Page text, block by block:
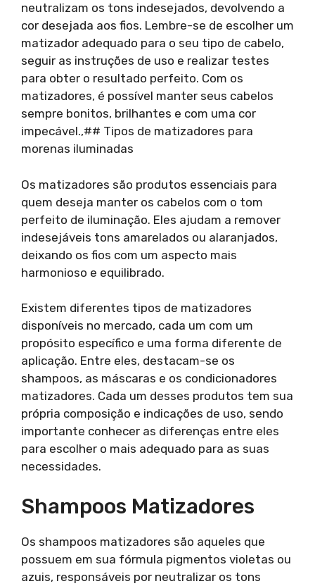
neutralizam os tons indesejados, devolvendo a
cor desejada aos fios. Lembre-se de escolher um
matizador adequado para o seu tipo de cabelo,
seguir as instruções de uso e realizar testes
para obter o resultado perfeito. Com os
matizadores, é possível manter seus cabelos
sempre bonitos, brilhantes e com uma cor
impecável.,## Tipos de matizadores para
morenas iluminadas
Os matizadores são produtos essenciais para
quem deseja manter os cabelos com o tom
perfeito de iluminação. Eles ajudam a remover
indesejáveis tons amarelados ou alaranjados,
deixando os fios com um aspecto mais
harmonioso e equilibrado.
Existem diferentes tipos de matizadores
disponíveis no mercado, cada um com um
propósito específico e uma forma diferente de
aplicação. Entre eles, destacam-se os
shampoos, as máscaras e os condicionadores
matizadores. Cada um desses produtos tem sua
própria composição e indicações de uso, sendo
importante conhecer as diferenças entre eles
para escolher o mais adequado para as suas
necessidades.
Shampoos Matizadores
Os shampoos matizadores são aqueles que
possuem em sua fórmula pigmentos violetas ou
azuis, responsáveis por neutralizar os tons